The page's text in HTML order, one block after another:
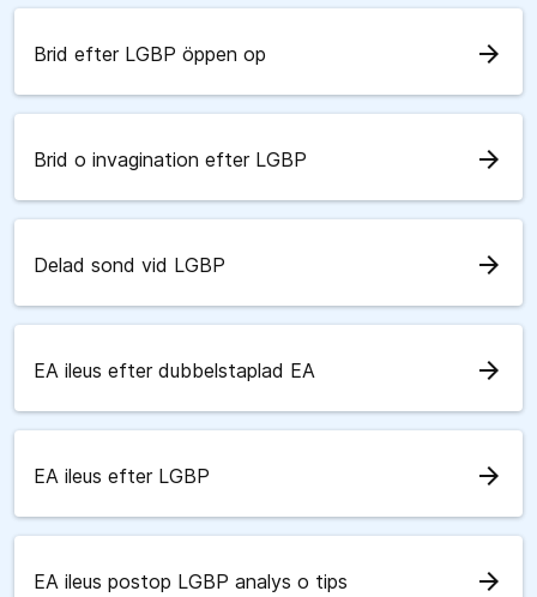
Brid efter LGBP öppen op arrow_forward
Brid o invagination efter LGBP arrow_forward
Delad sond vid LGBP arrow_forward
EA ileus efter dubbelstaplad EA arrow_forward
EA ileus efter LGBP arrow_forward
EA ileus postop LGBP analys o tips arrow_forward